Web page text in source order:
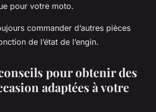
pour votre moto.
commander d’autres pièces
de l’état de l’engin.
pour obtenir des
adaptées à votre